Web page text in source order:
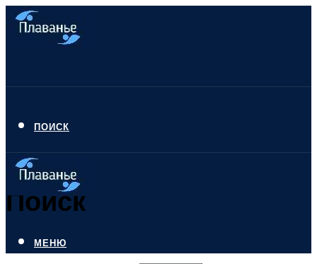
ПОИСК
Поиск
МЕНЮ